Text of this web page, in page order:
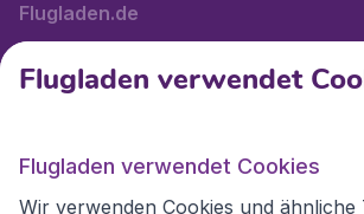
Flugladen.de
Internationale Webseiten
Folgen Sie uns:
Flugladen verwendet
Flugladen verwendet Cookies
Wir verwenden Cookies und ähnliche